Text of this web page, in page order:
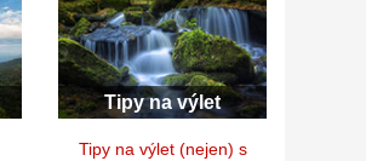
Tipy na výlet
Tipy na výlet (nejen) s